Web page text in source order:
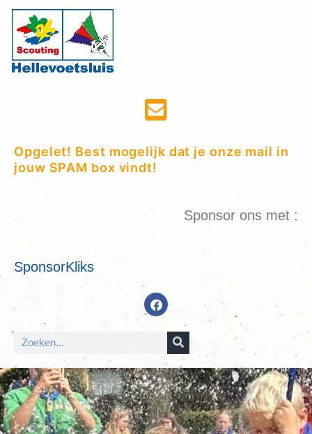
Opgelet! Best mogelijk dat je onze mail in
jouw SPAM box vindt!
Sponsor ons met :
SponsorKliks